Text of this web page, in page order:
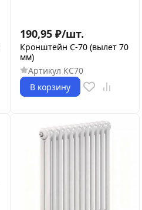
190,95 ₽/шт.
Кронштейн С-70 (вылет 70
мм)
Артикул КС70
В корзину